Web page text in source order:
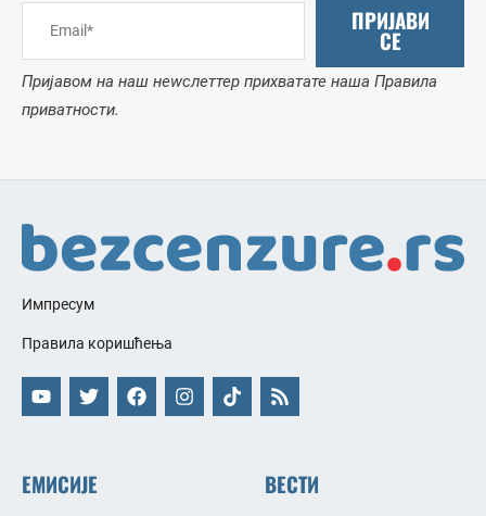
ПРИЈАВИ
СЕ
Пријавом на наш неwслеттер прихватате наша Правила
приватности.
Импресум
Правила коришћења
ЕМИСИЈЕ ВЕСТИ